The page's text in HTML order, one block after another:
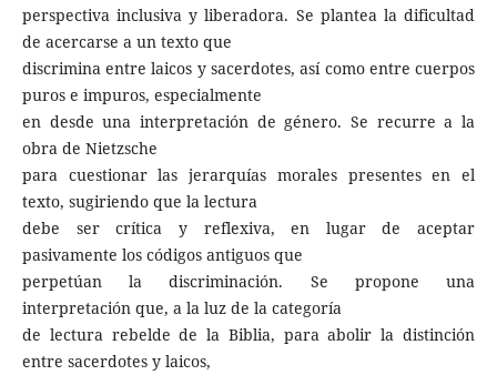
perspectiva inclusiva y liberadora. Se plantea la dificultad
de acercarse a un texto que
discrimina entre laicos y sacerdotes, así como entre cuerpos
puros e impuros, especialmente
en desde una interpretación de género. Se recurre a la
obra de Nietzsche
para cuestionar las jerarquías morales presentes en el
texto, sugiriendo que la lectura
debe ser crítica y reflexiva, en lugar de aceptar
pasivamente los códigos antiguos que
perpetúan la discriminación. Se propone una
interpretación que, a la luz de la categoría
de lectura rebelde de la Biblia, para abolir la distinción
entre sacerdotes y laicos,